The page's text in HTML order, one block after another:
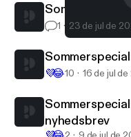
Frygteligt
1 23 de jul de
💜😂10 16 de jul
nyhedsbrev